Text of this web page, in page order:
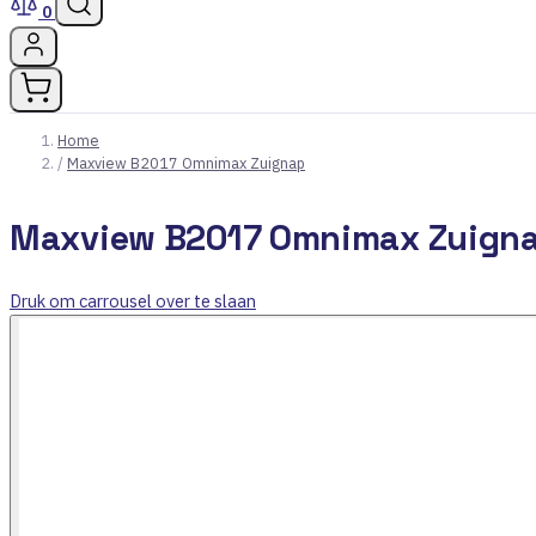
0
Home
/ Maxview B2017 Omnimax Zuignap
Maxview B2017 Omnimax
Druk om carrousel over te slaan